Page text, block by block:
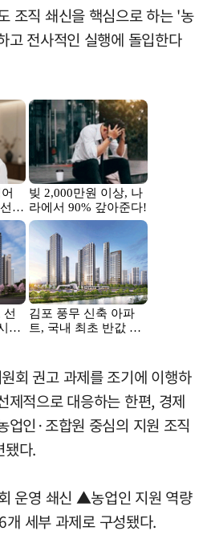
조직 쇄신을 핵심으로 하는 '농
고 전사적인 실행에 돌입한다
회 권고 과제를 조기에 이행하
제적으로 대응하는 한편, 경제
업인·조합원 중심의 지원 조직
됐다.
운영 쇄신 ▲농업인 지원 역량
세부 과제로 구성됐다.